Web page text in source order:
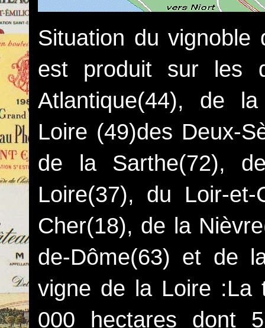
Situation du
est produit sur les
Atlantique(44), de
Loire (49)des Deux-
de la Sarthe(72),
Loire(37), du Loir-
Cher(18), de la
de-Dôme(63) et de
vigne de la Loire :La
000 hectares dont